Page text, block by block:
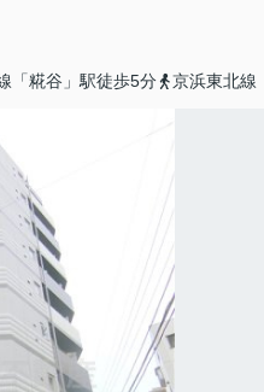
「糀谷」駅徒歩5分 京浜東北線